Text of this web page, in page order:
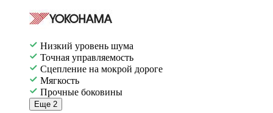
Низкий уровень шума
Точная управляемость
Сцепление на мокрой дороге
Мягкость
Прочные боковины
Еще 2